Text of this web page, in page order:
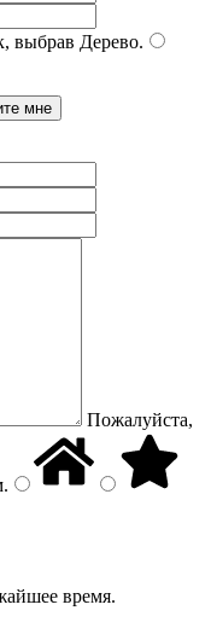
выбрав Дерево.
Пожалуйста,
.
время.